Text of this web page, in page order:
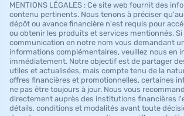
MENTIONS LÉGALES : Ce site web fournit des
contenu pertinents. Nous tenons à préciser
dépôt ou avance financière n'est requis pour
ou obtenir les produits et services mentionnés.
communication en notre nom vous demandant
informations complémentaires, veuillez nous en
immédiatement. Notre objectif est de partager
utiles et actualisées, mais compte tenu de la
offres financières et promotionnelles, certaines
ne pas être toujours à jour. Nous vous
directement auprès des institutions financières
détails, conditions et modalités avant toute